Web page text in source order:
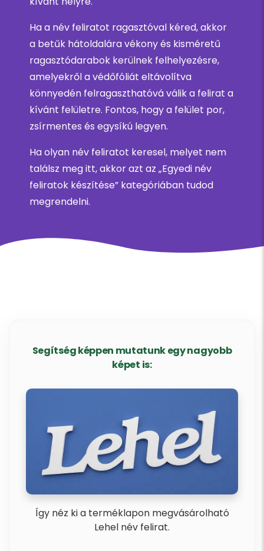
Ha a név feliratot ragasztóval kéred, akkor
a betűk hátoldalára vékony és kisméretű
ragasztódarabok kerülnek felhelyezésre,
amelyekről a védőfóliát eltávolítva
könnyedén felragaszthatóvá válik a felirat a
kívánt felületre. Fontos, hogy a felület por,
zsírmentes és egysíkú legyen.
Ha olyan név feliratot keresel, melyet nem
találsz meg itt, akkor azt az „Egyedi név
feliratok készítése” kategóriában tudod
megrendelni.
Segítség képpen mutatunk egy nagyobb
képet is:
Így néz ki a terméklapon megvásárolható
Lehel név felirat.